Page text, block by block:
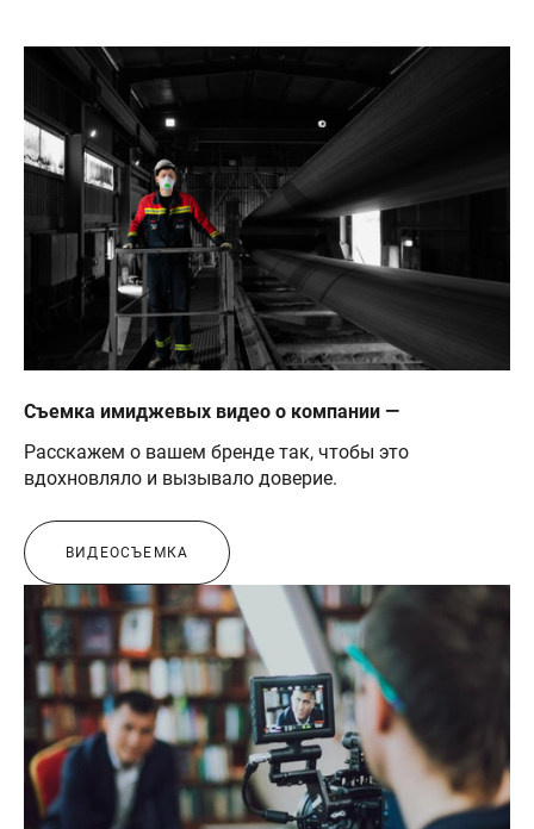
Съемка имиджевых видео о компании —
Расскажем о вашем бренде так, чтобы это
вдохновляло и вызывало доверие.
ВИДЕОСЪЕМКА